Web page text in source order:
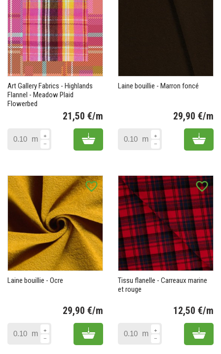
Art Gallery Fabrics - Highlands
Flannel - Meadow Plaid
Flowerbed
21,50 €/m
m Add to cart
Laine bouillie - Marron foncé
29,90 €/m
m Add
favorite_border
Laine bouillie - Ocre
29,90 €/m
m Add to cart
favorite_border
Tissu flanelle - Carreaux marine
et rouge
12,50 €/m
m Add